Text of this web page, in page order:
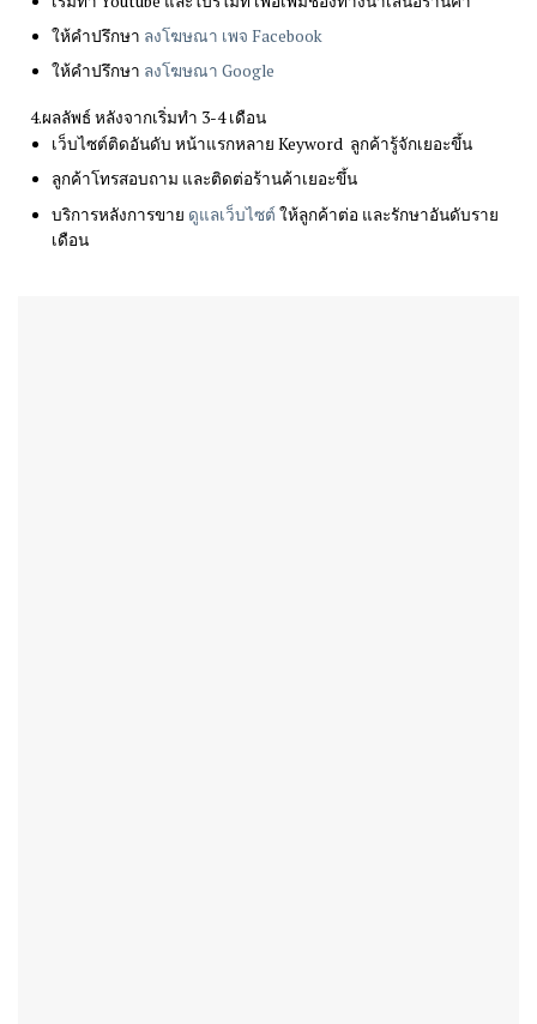
ให้คำปรึกษา ลงโฆษณา เพจ Facebook
ให้คำปรึกษา ลงโฆษณา Google
4.ผลลัพธ์ หลังจากเริ่มทำ 3-4 เดือน
เว็บไซต์ติดอันดับ หน้าแรกหลาย Keyword ลูกค้ารู้จักเยอะขึ้น
ลูกค้าโทรสอบถาม และติดต่อร้านค้าเยอะขึ้น
บริการหลังการขาย ดูแลเว็บไซต์ ให้ลูกค้าต่อ และรักษาอันดับราย
เดือน